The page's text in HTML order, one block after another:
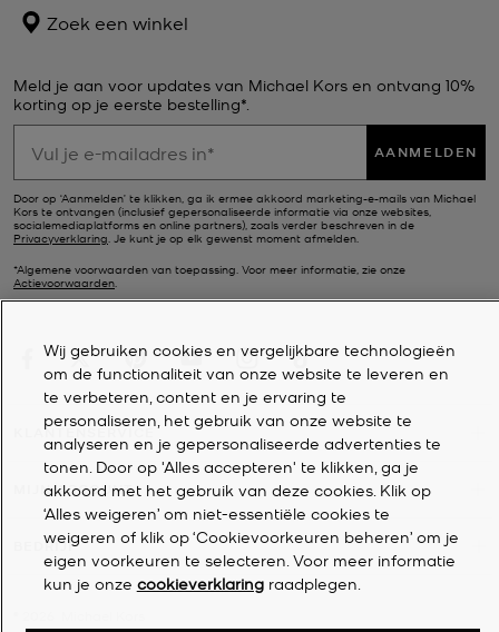
Zoek een winkel
Meld je aan voor updates van Michael Kors en ontvang 10%
korting op je eerste bestelling*.
AANMELDEN
Door op ‘Aanmelden’ te klikken, ga ik ermee akkoord marketing-e-mails van Michael
Kors te ontvangen (inclusief gepersonaliseerde informatie via onze websites,
socialemediaplatforms en online partners), zoals verder beschreven in de
Privacyverklaring. Je kunt je op elk gewenst moment afmelden.
*Algemene voorwaarden van toepassing. Voor meer informatie, zie onze
Actievoorwaarden.
KLANTENSERVICE
MIJN ACCOUNT
BEDRIJF
Wij gebruiken cookies en vergelijkbare technologieën
om de functionaliteit van onze website te leveren en
te verbeteren, content en je ervaring te
personaliseren, het gebruik van onze website te
analyseren en je gepersonaliseerde advertenties te
tonen. Door op 'Alles accepteren' te klikken, ga je
akkoord met het gebruik van deze cookies. Klik op
‘Alles weigeren’ om niet-essentiële cookies te
weigeren of klik op ‘Cookievoorkeuren beheren’ om je
eigen voorkeuren te selecteren. Voor meer informatie
kun je onze cookieverklaringraadplegen.